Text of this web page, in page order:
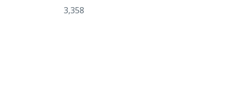
3,358